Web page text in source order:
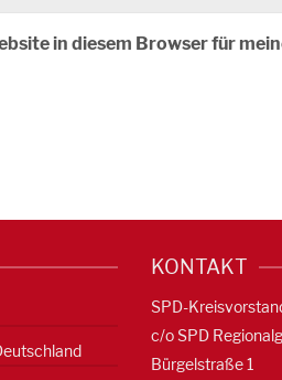
in diesem Browser für
KONTAKT
SPD-
c/o SPD
Bürgelstraße 1